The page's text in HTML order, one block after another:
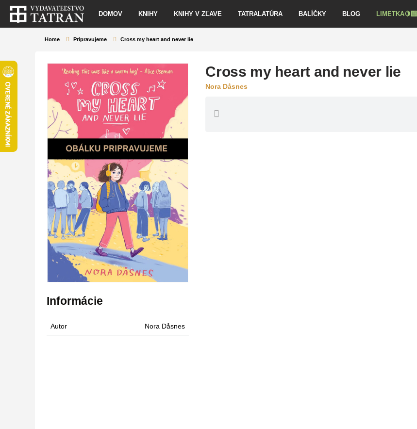
DOMOV KNIHY KNIHY V ZĽAVE TATRALATÚRA BALÍČKY BLOG LIMETKA🍋‍🟩
Home Pripravujeme Cross my heart and never lie
Informácie
Autor Nora Dåsnes
Cross my heart and never lie
Nora Dåsnes